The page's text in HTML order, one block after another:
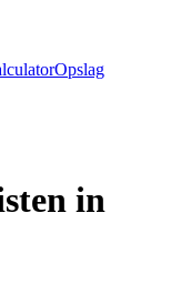
Opslag
in